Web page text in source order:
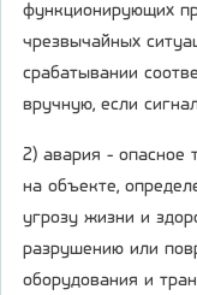
функционирующих
чрезвычайных
срабатывании
вручную, если
2) авария - опасное
на объекте,
угрозу жизни и
разрушению или
оборудования и